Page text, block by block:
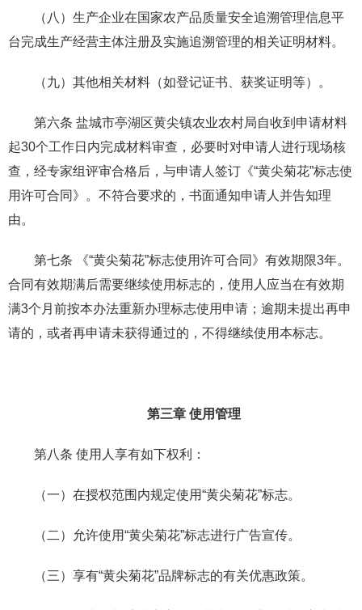
（八）生产企业在国家农产品质量安全追溯管理信息平
台完成生产经营主体注册及实施追溯管理的相关证明材料。
（九）其他相关材料（如登记证书、获奖证明等）。
第六条 盐城市亭湖区黄尖镇农业农村局自收到申请材料
起30个工作日内完成材料审查，必要时对申请人进行现场核
查，经专家组评审合格后，与申请人签订《“黄尖菊花”标志使
用许可合同》。不符合要求的，书面通知申请人并告知理
由。
第七条 《“黄尖菊花”标志使用许可合同》有效期限3年。
合同有效期满后需要继续使用标志的，使用人应当在有效期
满3个月前按本办法重新办理标志使用申请；逾期未提出再申
请的，或者再申请未获得通过的，不得继续使用本标志。
第三章 使用管理
第八条 使用人享有如下权利：
（一）在授权范围内规定使用“黄尖菊花”标志。
（二）允许使用“黄尖菊花”标志进行广告宣传。
（三）享有“黄尖菊花”品牌标志的有关优惠政策。